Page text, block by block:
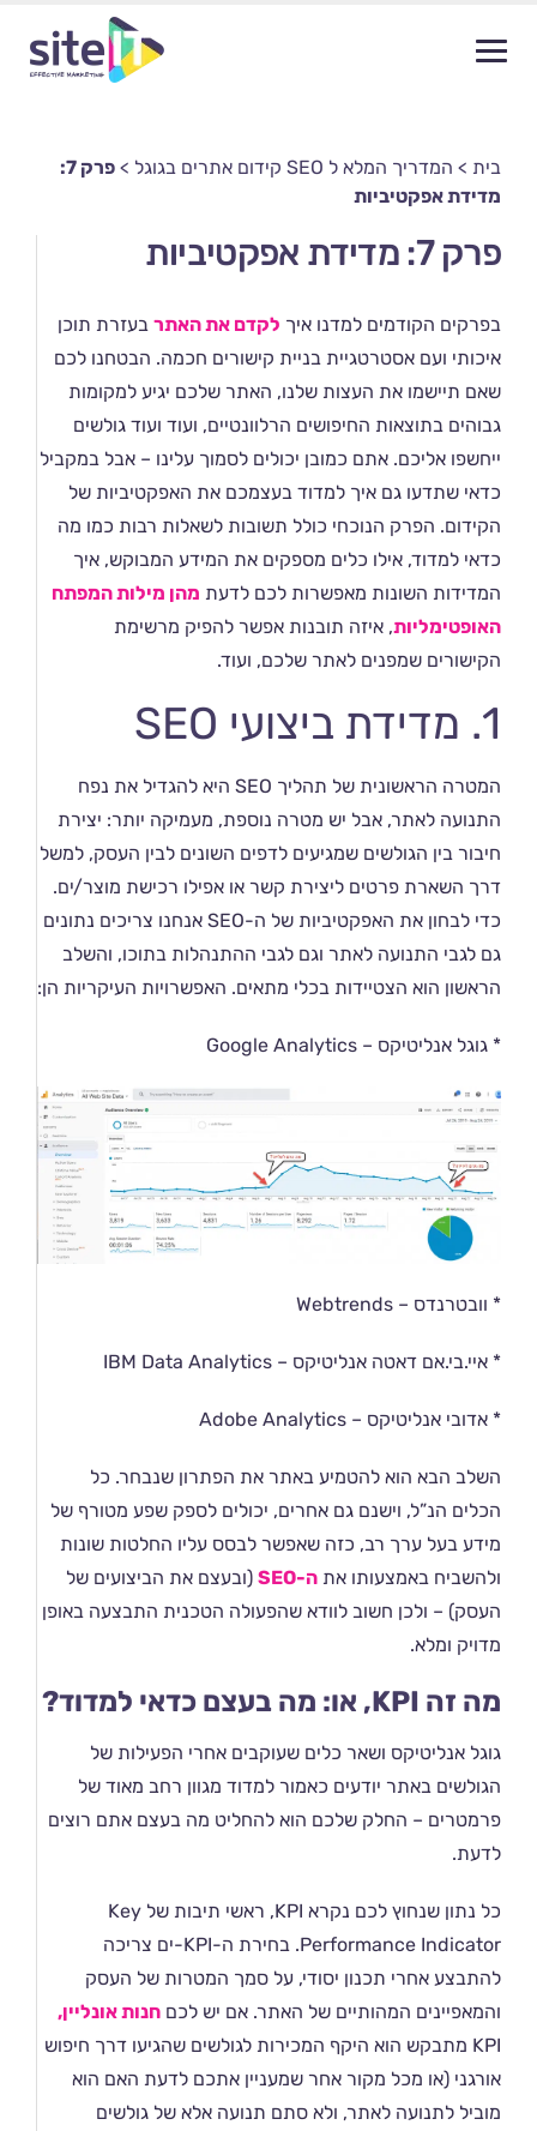
בית > המדריך המלא ל SEO קידום אתרים בגוגל >
פרק 7:
מדידת אפקטיביות
פרק 7: מדידת אפקטיביות
בפרקים הקודמים למדנו איך לקדם את האתר בעזרת תוכן
איכותי ועם אסטרטגיית בניית קישורים חכמה. הבטחנו לכם
שאם תיישמו את העצות שלנו, האתר שלכם יגיע למקומות
גבוהים בתוצאות החיפושים הרלוונטיים, ועוד ועוד גולשים
ייחשפו אליכם. אתם כמובן יכולים לסמוך עלינו – אבל במקביל
כדאי שתדעו גם איך למדוד בעצמכם את האפקטיביות של
הקידום. הפרק הנוכחי כולל תשובות לשאלות רבות כמו מה
כדאי למדוד, אילו כלים מספקים את המידע המבוקש, איך
המדידות השונות מאפשרות לכם לדעת מהן מילות המפתח
האופטימליות, איזה תובנות אפשר להפיק מרשימת
הקישורים שמפנים לאתר שלכם, ועוד.
1. מדידת ביצועי SEO
המטרה הראשונית של תהליך SEO היא להגדיל את נפח
התנועה לאתר, אבל יש מטרה נוספת, מעמיקה יותר: יצירת
חיבור בין הגולשים שמגיעים לדפים השונים לבין העסק, למשל
דרך השארת פרטים ליצירת קשר או אפילו רכישת מוצר/ים.
כדי לבחון את האפקטיביות של ה-SEO אנחנו צריכים נתונים
גם לגבי התנועה לאתר וגם לגבי ההתנהלות בתוכו, והשלב
הראשון הוא הצטיידות בכלי מתאים. האפשרויות העיקריות הן:
* גוגל אנליטיקס – Google Analytics
* וובטרנדס – Webtrends
* איי.בי.אם דאטה אנליטיקס – IBM Data Analytics
* אדובי אנליטיקס – Adobe Analytics
השלב הבא הוא להטמיע באתר את הפתרון שנבחר. כל
הכלים הנ”ל, וישנם גם אחרים, יכולים לספק שפע מטורף של
מידע בעל ערך רב, כזה שאפשר לבסס עליו החלטות שונות
ולהשביח באמצעותו את ה-SEO
(ובעצם את הביצועים של
העסק) – ולכן חשוב לוודא שהפעולה הטכנית התבצעה באופן
מדויק ומלא.
מה זה KPI, או: מה בעצם כדאי למדוד?
גוגל אנליטיקס ושאר כלים שעוקבים אחרי הפעילות של
הגולשים באתר יודעים כאמור למדוד מגוון רחב מאוד של
פרמטרים – החלק שלכם הוא להחליט מה בעצם אתם רוצים
לדעת.
כל נתון שנחוץ לכם נקרא KPI, ראשי תיבות של Key
Performance Indicator. בחירת ה-KPI-ים צריכה
להתבצע אחרי תכנון יסודי, על סמך המטרות של העסק
והמאפיינים המהותיים של האתר. אם יש לכם חנות אונליין,
KPI מתבקש הוא היקף המכירות לגולשים שהגיעו דרך חיפוש
אורגני (או מכל מקור אחר שמעניין אתכם לדעת האם הוא
מוביל לתנועה לאתר, ולא סתם תנועה אלא של גולשים